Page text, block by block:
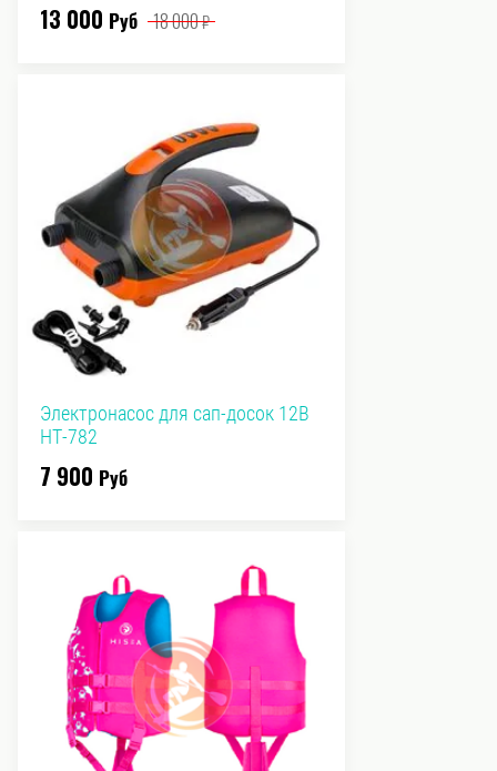
13 000 Руб 18 000₽
Электронасос для сап-досок 12В
HT-782
7 900 Руб